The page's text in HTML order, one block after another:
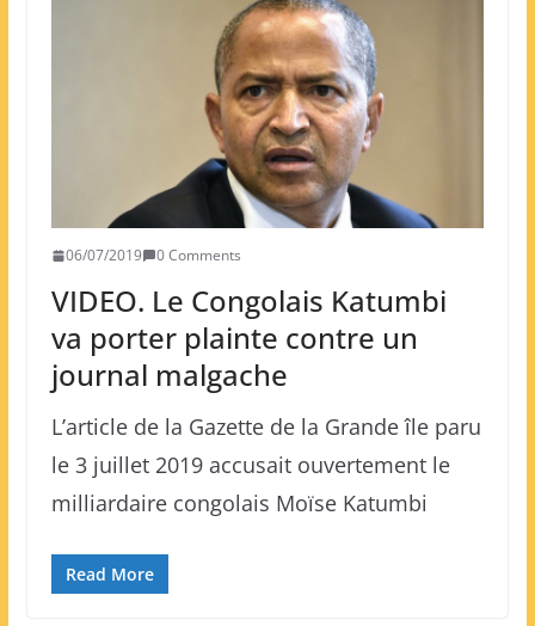
06/07/2019 0 Comments
VIDEO. Le Congolais Katumbi
va porter plainte contre un
journal malgache
L’article de la Gazette de la Grande île paru
le 3 juillet 2019 accusait ouvertement le
milliardaire congolais Moïse Katumbi
Read More